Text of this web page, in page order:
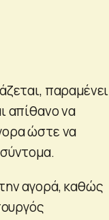
παραμένει
απίθανο να
ώστε να
αγορά, καθώς